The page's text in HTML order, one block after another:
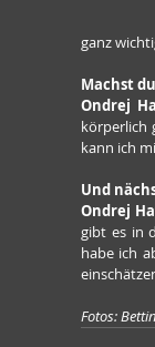
ganz
Machst
Ondrej
körperlich
kann ich
Und
Ondrej
gibt es in
habe ich
Fotos: